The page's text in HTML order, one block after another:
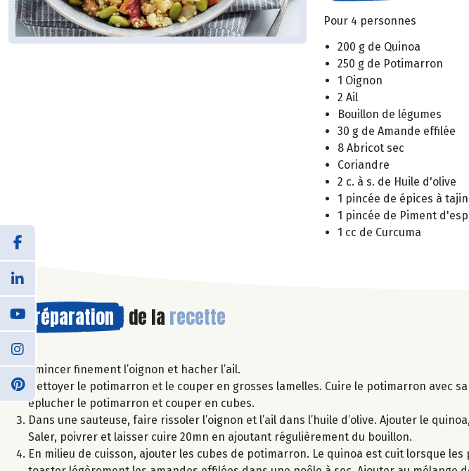
Pour 4 personnes
200 g de Quinoa
250 g de Potimarron
1 Oignon
2 Ail
Bouillon de légumes
30 g de Amande effilée
8 Abricot sec
Coriandre
2 c. à s. de Huile d'olive
1 pincée de épices à
1 pincée de Piment
1 cc de Curcuma
Préparation de la recette
Emincer finement l’oignon et hacher l’ail.
Nettoyer le potimarron et le couper en grosses lamelles. Cuire le potimarron avec
éplucher le potimarron et couper en cubes.
Dans une sauteuse, faire rissoler l’oignon et l’ail dans l’huile d’olive. Ajouter le
Saler, poivrer et laisser cuire 20mn en ajoutant régulièrement du bouillon.
En milieu de cuisson, ajouter les cubes de potimarron. Le quinoa est cuit lorsque